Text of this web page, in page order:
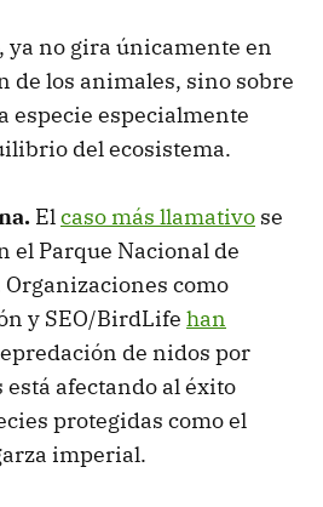
ya no gira únicamente en
de los animales, sino sobre
especie especialmente
del ecosistema.
Elcaso más llamativo se
el Parque Nacional de
como
y SEO/BirdLife han
de nidos por
afectando al éxito
protegidas como el
imperial.